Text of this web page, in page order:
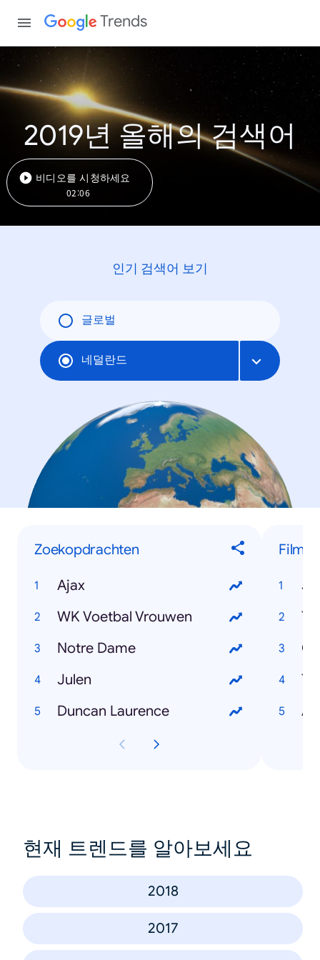
Trends
2019년 올해의 검색어
비디오를 시청하세요
02:06
인기 검색어 보기
글로벌
네덜란드
Zoekopdrachten
Ajax
WK Voetbal Vrouwen
Notre Dame
Julen
Duncan Laurence
Films
현재 트렌드를 알아보세요
2018
2017